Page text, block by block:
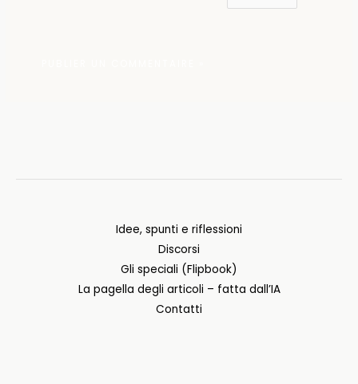
Idee, spunti e riflessioni
Discorsi
Gli speciali (Flipbook)
La pagella degli articoli – fatta dall’IA
Contatti